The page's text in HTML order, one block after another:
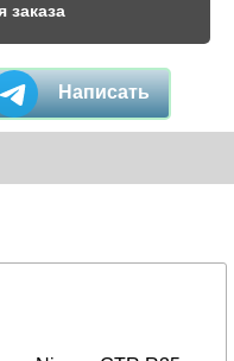
заказа
Написать